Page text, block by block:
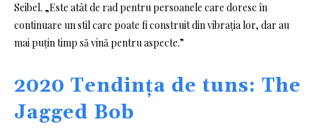
Seibel. „Este atât de rad pentru persoanele care doresc în
continuare un stil care poate fi construit din vibrația lor, dar au
mai puțin timp să vină pentru aspecte.”
2020 Tendința de tuns: The
Jagged Bob